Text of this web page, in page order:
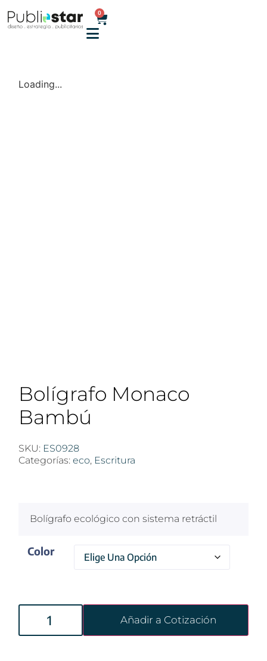
0
Loading...
Bolígrafo Monaco
Bambú
SKU: ES0928
Categorías: eco, Escritura
Bolígrafo ecológico con sistema retráctil
Color
Añadir a Cotización